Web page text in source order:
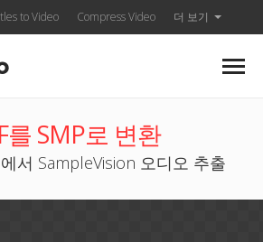
to Video Compress Video 더 보기
를 SMP로 변환
서 SampleVision 오디오 추출